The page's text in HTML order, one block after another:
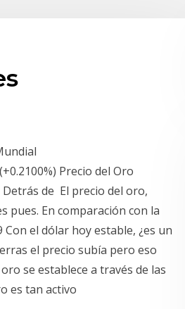
Precio del Oro
de El precio del oro,
pues. En comparación con la
el dólar hoy estable, ¿es un
el precio subía pero eso
se establece a través de las
es tan activo